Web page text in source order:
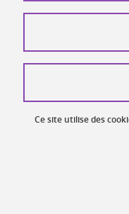
Ce site utilise des